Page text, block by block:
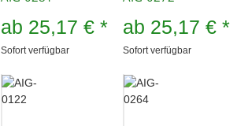
ab 25,17 €*
Sofort verfügbar
ab 25,17 €*
Sofort verfügbar